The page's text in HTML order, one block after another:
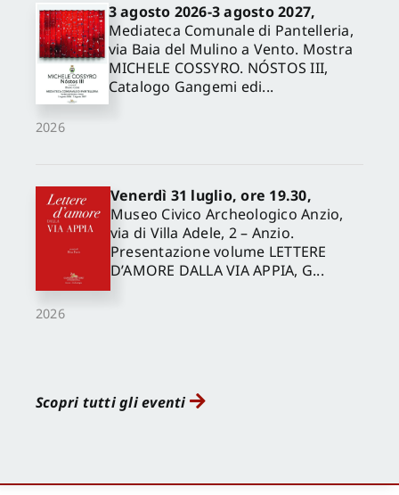
2026
3 agosto 2026-3 agosto 2027,
Mediateca Comunale di Pantelleria,
via Baia del Mulino a Vento. Mostra
MICHELE COSSYRO. NÓSTOS III,
Catalogo Gangemi edi...
2026
Venerdì 31 luglio, ore 19.30,
Museo Civico Archeologico Anzio,
via di Villa Adele, 2 – Anzio.
Presentazione volume LETTERE
D’AMORE DALLA VIA APPIA, G...
Scopri tutti gli eventi